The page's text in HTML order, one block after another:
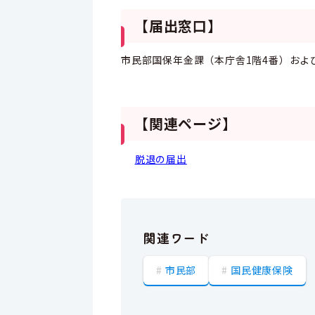
【届出窓口】
市民部国保年金課（本庁舎1階4番）およ
【関連ページ】
脱退の届出
関連ワード
市民部 国民健康保険